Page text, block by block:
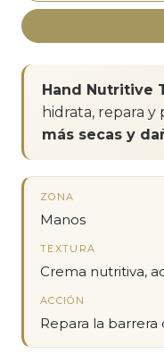
Hand Nutritive
hidrata, repara
más secas y
ZONA
Manos
TEXTURA
Crema nutritiva,
ACCIÓN
Repara la barrera